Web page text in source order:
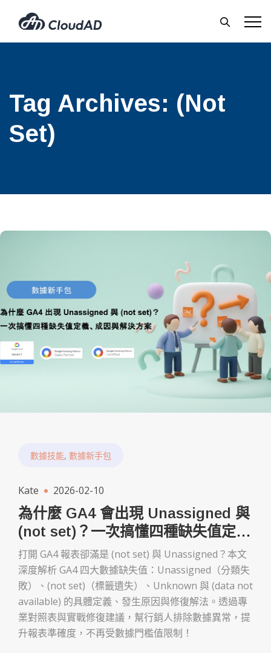
Tag Archives: (not
Set)
數據技能, 數據新手包
Kate 2026-02-10
為什麼 GA4 會出現 Unassigned 與
(not set)？一次搞懂四種缺失值定
義、成因與解決方案
打開 GA4 報表卻滿是 (not set) 與 Unassigned？本文
深度解析 GA4 四大數據缺失值：Unassigned（分類失
敗）、(not set)（標籤遺失）、Unknown 與 (data not
available) 的具體定義、發生原因與修復解法。透過專
業對照表與實戰修復建議，幫行銷人排除數據異常，提
升報表準確度，不再受數據門檻值限制！